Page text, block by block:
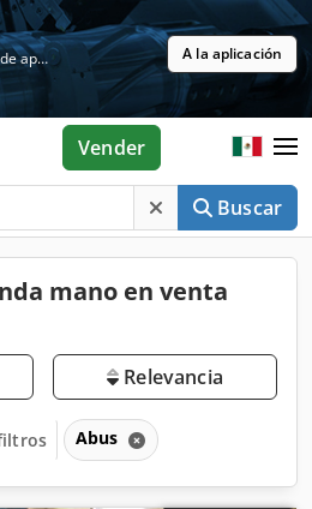
Gratis en la tienda de aplicaciones A la aplicación
Buscar
Vender
mano en venta
Relevancia
Abus